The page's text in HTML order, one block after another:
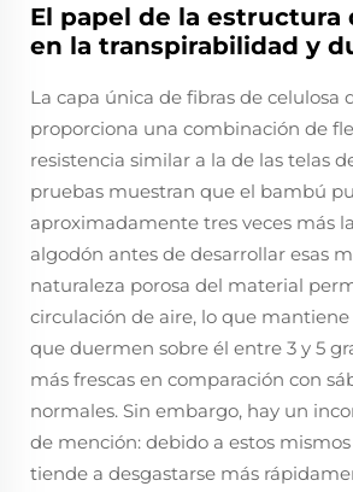
El papel de la estructura
en la transpirabilidad y
La capa única de fibras de celulosa
proporciona una combinación de
resistencia similar a la de las telas
pruebas muestran que el bambú
aproximadamente tres veces más
algodón antes de desarrollar esas
naturaleza porosa del material
circulación de aire, lo que mantiene
que duermen sobre él entre 3 y 5
más frescas en comparación con
normales. Sin embargo, hay un
de mención: debido a estos
tiende a desgastarse más